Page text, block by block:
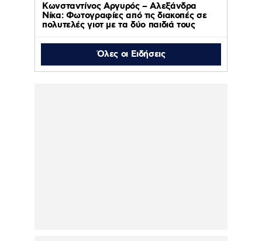
Κωνσταντίνος Αργυρός – Αλεξάνδρα
Νίκα: Φωτογραφίες από τις διακοπές σε
πολυτελές γιοτ με τα δύο παιδιά τους
Όλες οι Ειδήσεις